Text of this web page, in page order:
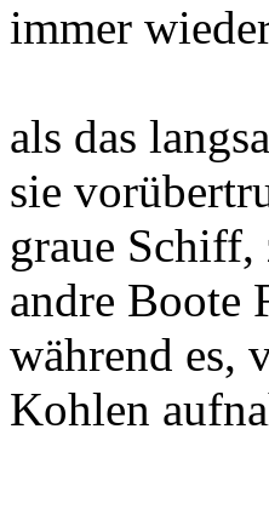
immer
als das
sie
graue Schiff,
andre Boote
während es,
Kohlen